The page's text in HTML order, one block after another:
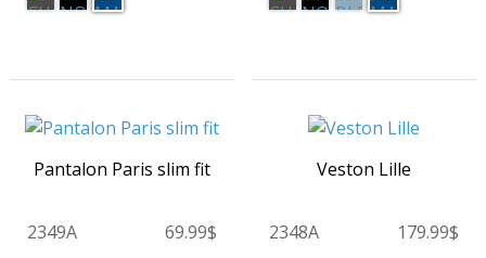
Pantalon Paris slim fit
2349A 69.99$
Veston Lille
2348A 179.99$